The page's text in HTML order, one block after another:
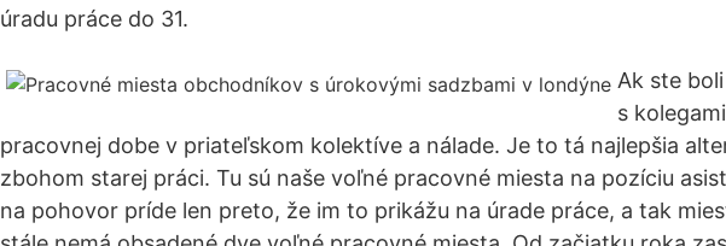
úradu práce do 31.
Ak ste
s
pracovnej dobe v priateľskom kolektíve a nálade. Je to tá najlepšia
zbohom starej práci. Tu sú naše voľné pracovné miesta na pozíciu
na pohovor príde len preto, že im to prikážu na úrade práce, a tak